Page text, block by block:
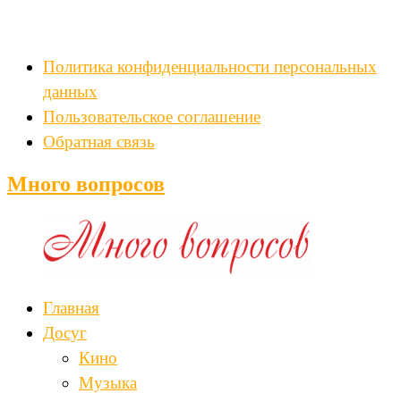
Политика конфиденциальности персональных
данных
Пользовательское соглашение
Обратная связь
Много вопросов
Главная
Досуг
Кино
Музыка